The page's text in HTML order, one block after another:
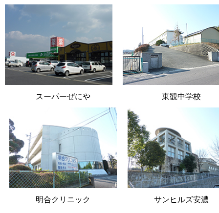
スーパーぜにや 東観中学校
明合クリニック サンヒルズ安濃